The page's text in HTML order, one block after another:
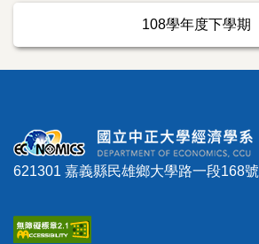
108學年度下學期
621301 嘉義縣民雄鄉大學路一段168號